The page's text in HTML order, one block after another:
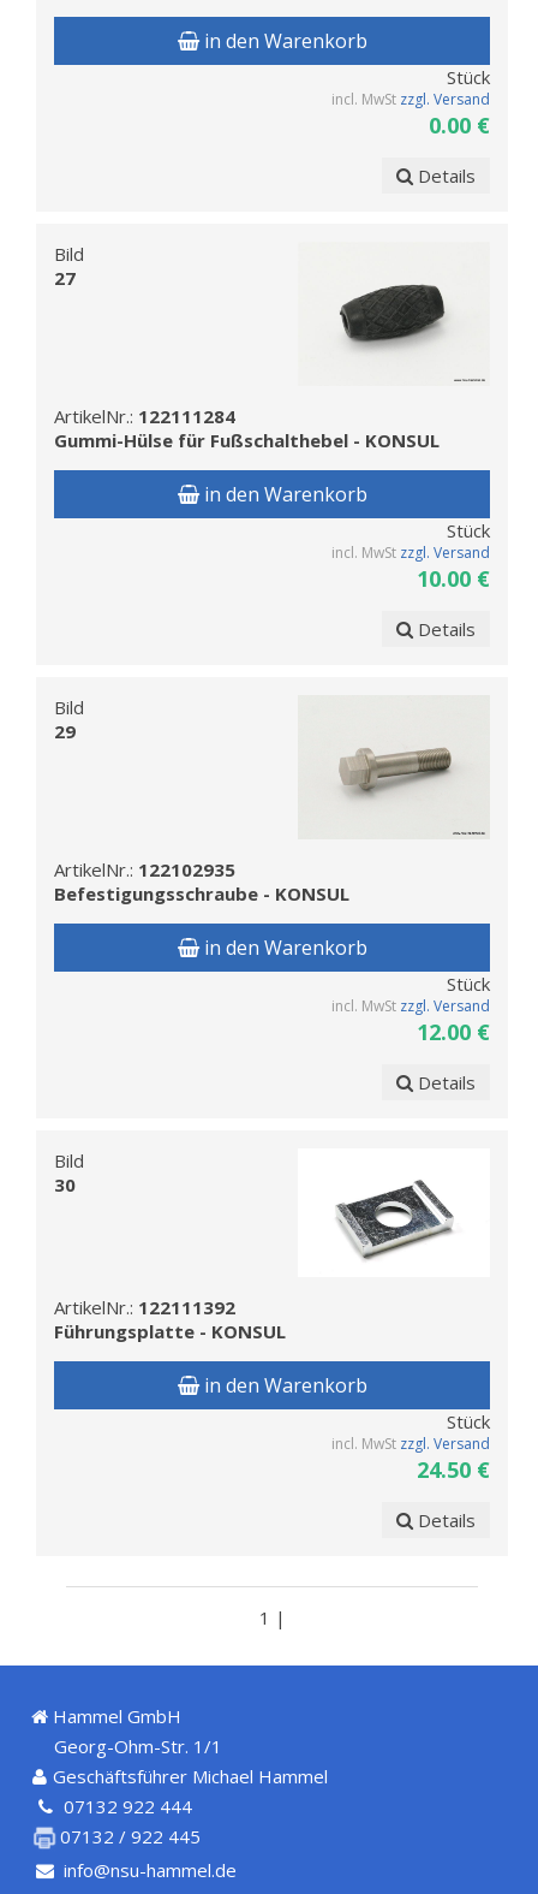
in den Warenkorb
Stück
incl. MwSt zzgl. Versand
0.00 €
Details
Bild
27
ArtikelNr.: 122111284
Gummi-Hülse für Fußschalthebel - KONSUL
in den Warenkorb
Stück
incl. MwSt zzgl. Versand
10.00 €
Details
Bild
29
ArtikelNr.: 122102935
Befestigungsschraube - KONSUL
in den Warenkorb
Stück
incl. MwSt zzgl. Versand
12.00 €
Details
Bild
30
ArtikelNr.: 122111392
Führungsplatte - KONSUL
in den Warenkorb
Stück
incl. MwSt zzgl. Versand
24.50 €
Details
1 |
Hammel GmbH
Georg-Ohm-Str. 1/1
Geschäftsführer Michael Hammel
07132 922 444
07132 / 922 445
info@nsu-hammel.de